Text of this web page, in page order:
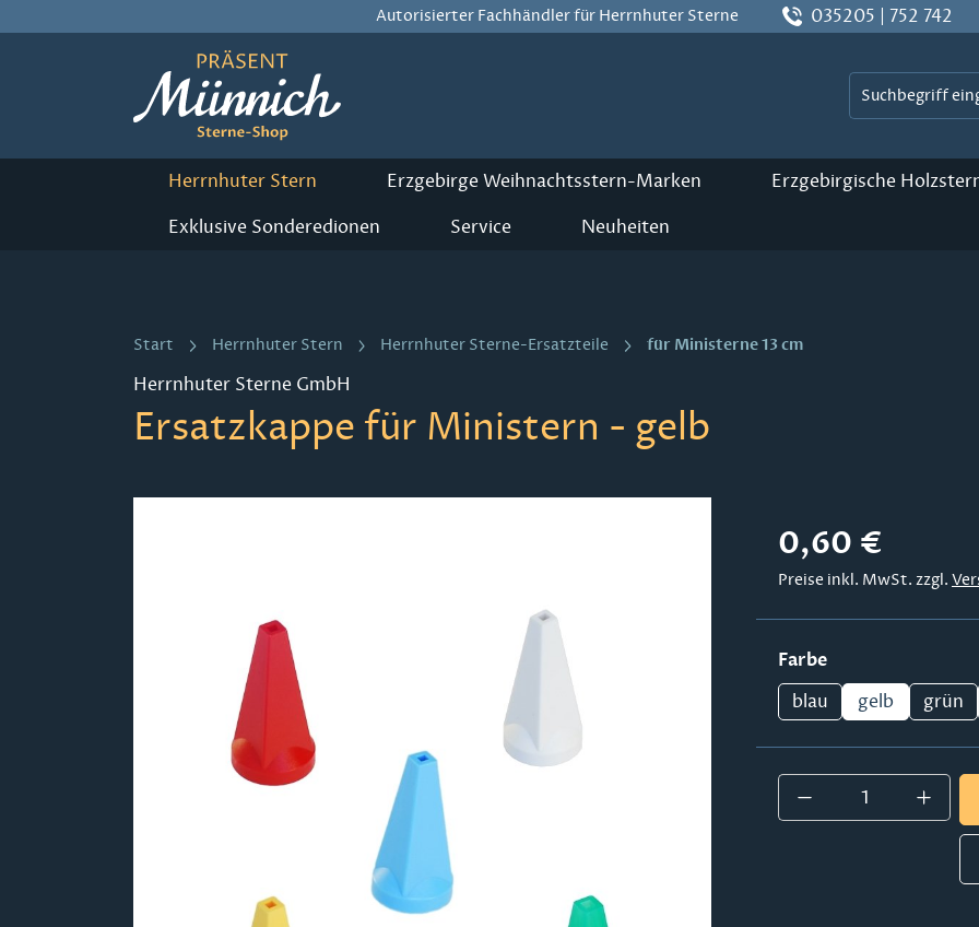
Autorisierter Fachhändler für Herrnhuter Sterne 035205 | 752 742
Herrnhuter Stern Erzgebirge Weihnachtsstern-Marken Erzgebirgische
Exklusive Sonderedionen Service Neuheiten
Start Herrnhuter Stern Herrnhuter Sterne-Ersatzteile für Ministerne 13 cm
Herrnhuter Sterne GmbH
Ersatzkappe für Ministern - gelb
Regulärer Preis:
0,60 €
Preise inkl. MwSt. zzgl.
Farbeauswählen
blau
gelb grün
Produkt